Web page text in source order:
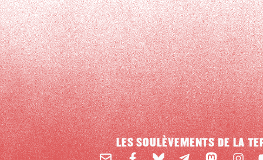
LES SOULÈVEMENTS DE LA